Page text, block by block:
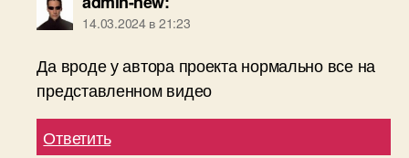
освободить линию, которых может не хватить
кнопок подключить). А программно, как-то где-то
задать, что звук всегда бы в моно передавался?
Ответить